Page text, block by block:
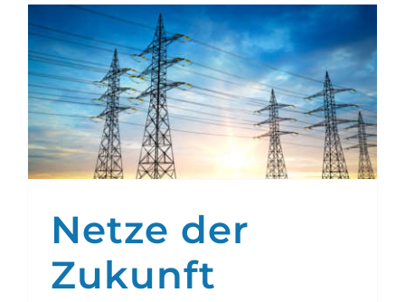
ISO
55001
Netze der
Zukunft